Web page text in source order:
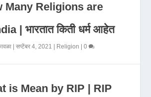
Many Religions are
| भारतात किती धर्म आहेत
|सप्टेंबर 4, 2021 Religion |0
is Mean by RIP | RIP